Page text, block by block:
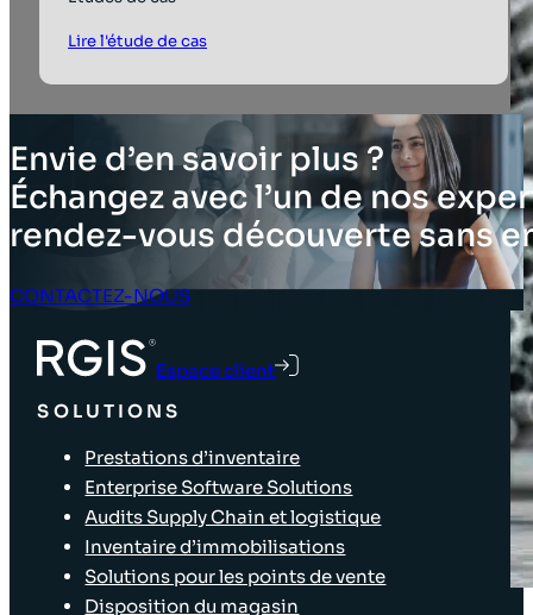
Lire l'étude de cas
Envie d’en savoir plus ?
Échangez avec l’un de nos
rendez-vous découverte sans
CONTACTEZ-NOUS
Espace client
SOLUTIONS
Prestations d’inventaire
Enterprise Software Solutions
Audits Supply Chain et logistique
Inventaire d’immobilisations
Solutions pour les points de vente
Disposition du magasin